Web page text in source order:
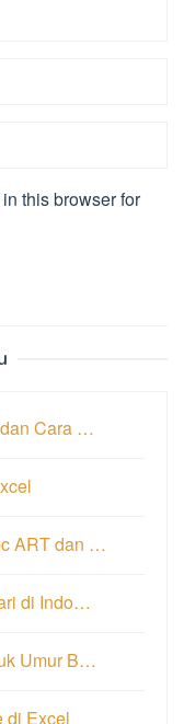
this browser for
Cara …
ART dan …
di Indo…
Umur B…
di Excel